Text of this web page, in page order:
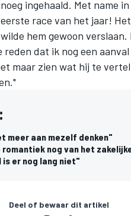
ingehaald. Met name
race van het jaar!
hem gewoon
dat ik nog een
maar zien wat hij te
meer aan mezelf denken"
romantiek nog van het
is er nog lang niet"
Deel of bewaar dit artikel